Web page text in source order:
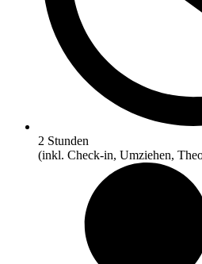
2 Stunden
(inkl. Check-in, Umziehen,